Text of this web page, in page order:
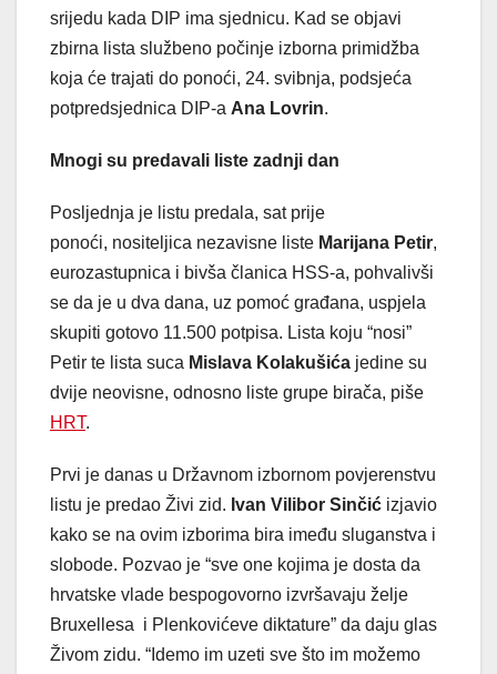
srijedu kada DIP ima sjednicu. Kad se objavi
zbirna lista službeno počinje izborna primidžba
koja će trajati do ponoći, 24. svibnja, podsjeća
potpredsjednica DIP-a Ana Lovrin.
Mnogi su predavali liste zadnji dan
Posljednja je listu predala, sat prije
ponoći, nositeljica nezavisne liste Marijana Petir,
eurozastupnica i bivša članica HSS-a, pohvalivši
se da je u dva dana, uz pomoć građana, uspjela
skupiti gotovo 11.500 potpisa. Lista koju “nosi”
Petir te lista suca Mislava Kolakušića jedine su
dvije neovisne, odnosno liste grupe birača, piše
HRT.
Prvi je danas u Državnom izbornom povjerenstvu
listu je predao Živi zid. Ivan Vilibor Sinčić izjavio
kako se na ovim izborima bira imeđu sluganstva i
slobode. Pozvao je “sve one kojima je dosta da
hrvatske vlade bespogovorno izvršavaju želje
Bruxellesa i Plenkovićeve diktature” da daju glas
Živom zidu. “Idemo im uzeti sve što im možemo